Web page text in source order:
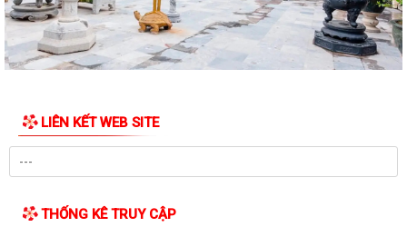
Thông báo niêm yết công khai hồ sơ xin cấp giấy chứng nhận quyền
sử dụng đất và tài sản gắn liền...
Thông báo Lịch công tác tuần 24 của lãnh đạo UBND Phường Lê Ích
Lãnh đạo Phường Lê Ích Mộc kiểm tra công tác chuẩn bị cơ sở vật chất
phục vụ Kỳ thi tuyển sinh lớp...
LIÊN KẾT WEB SITE
THỐNG KÊ TRUY CẬP